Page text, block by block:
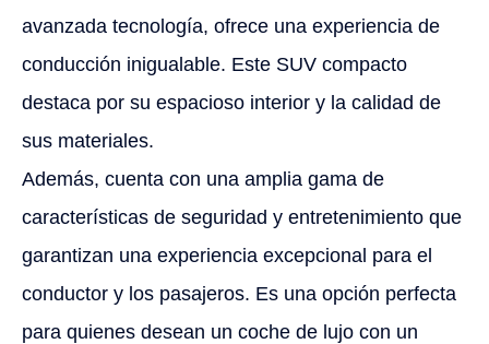
avanzada tecnología, ofrece una experiencia de
conducción inigualable. Este SUV compacto
destaca por su espacioso interior y la calidad de
sus materiales.
Además, cuenta con una amplia gama de
características de seguridad y entretenimiento que
garantizan una experiencia excepcional para el
conductor y los pasajeros. Es una opción perfecta
para quienes desean un coche de lujo con un